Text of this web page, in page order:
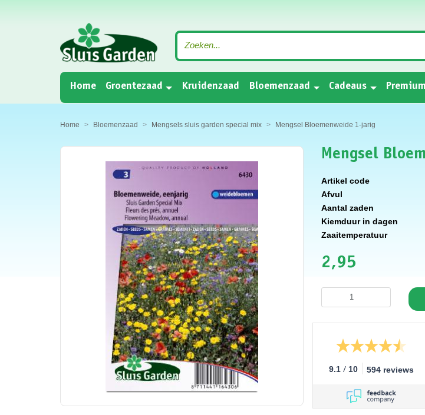
Home(current)
Groentezaad Kruidenzaad Bloemenzaad Cadeaus
Home Bloemenzaad Mengsels sluis garden special mix Mengsel Bloemenweide 1-jarig
Mengsel
Artikel code
Afvul
Aantal zaden
Kiemduur in dagen
Zaaitemperatuur
2,95
9.1 / 10 594 reviews